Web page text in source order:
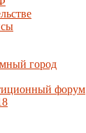
город
форум